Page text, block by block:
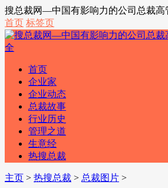
搜总裁网—中国有影响力的公司总裁高
首页 标签页
首页
企业家
企业动态
总裁故事
行业历史
管理之道
生意经
热搜总裁
主页 > 热搜总裁 > 总裁图片 >